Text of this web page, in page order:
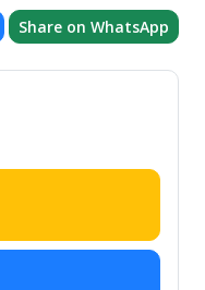
Share on WhatsApp